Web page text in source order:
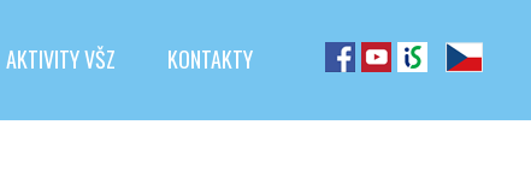
AKTIVITY VŠZ KONTAKTY